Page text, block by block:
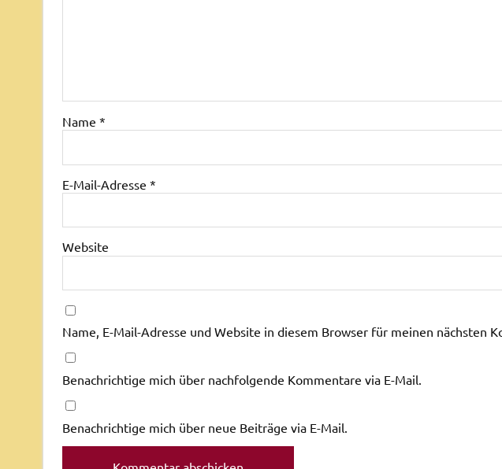
Name *
E-Mail-Adresse *
Website
Name, E-Mail-Adresse und Website in diesem Browser für meinen nächsten
Benachrichtige mich über nachfolgende Kommentare via E-Mail.
Benachrichtige mich über neue Beiträge via E-Mail.